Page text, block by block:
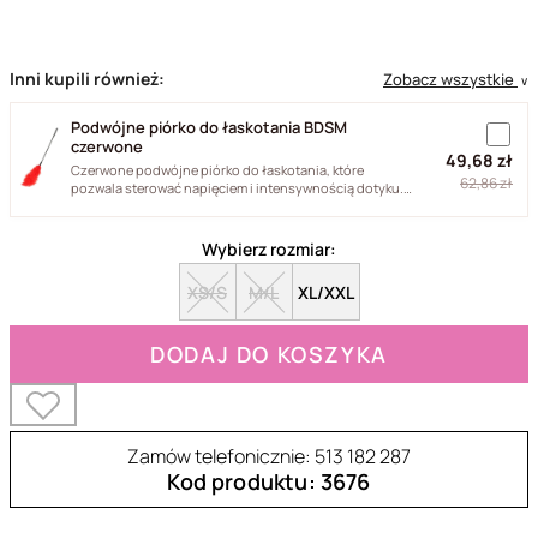
Inni kupili również: Zobacz wszystkie ∨
Podwójne piórko do łaskotania BDSM
czerwone
Czerwone podwójne piórko do łaskotania, które
pozwala sterować napięciem i intensywnością dotyku.
49,68 zł
62,86 zł
Wybierz rozmiar:
XS/S
M/L XL/XXL
DODAJ DO KOSZYKA
Zamów telefonicznie: 513 182 287
Kod produktu: 3676